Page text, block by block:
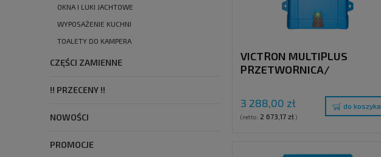
OKNA I LUKI JACHTOWE
WYPOSAŻENIE KUCHNI
TOALETY DO KAMPERA
CZĘŚCI ZAMIENNE
!! PRZECENY !!
NOWOŚCI
PROMOCJE
VICTRON MULTIPLUS
PRZETWORNICA/
3 288,00 zł
(netto: 2 673,17 zł)
do koszyka